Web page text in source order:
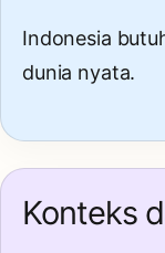
Indonesia
dunia nyata.
Konteks